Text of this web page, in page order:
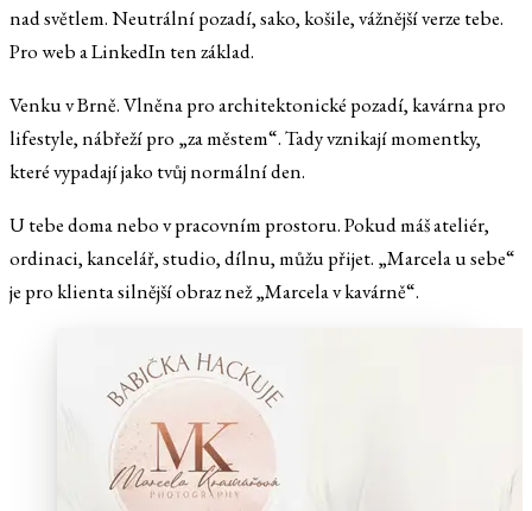
nad světlem. Neutrální pozadí, sako, košile, vážnější verze tebe.
Pro web a LinkedIn ten základ.
Venku v Brně. Vlněna pro architektonické pozadí, kavárna pro
lifestyle, nábřeží pro „za městem“. Tady vznikají momentky,
které vypadají jako tvůj normální den.
U tebe doma nebo v pracovním prostoru. Pokud máš ateliér,
ordinaci, kancelář, studio, dílnu, můžu přijet. „Marcela u sebe“
je pro klienta silnější obraz než „Marcela v kavárně“.